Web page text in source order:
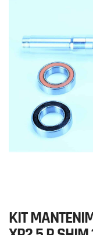
KIT